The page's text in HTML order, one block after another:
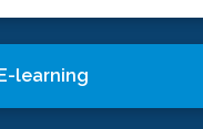
learning